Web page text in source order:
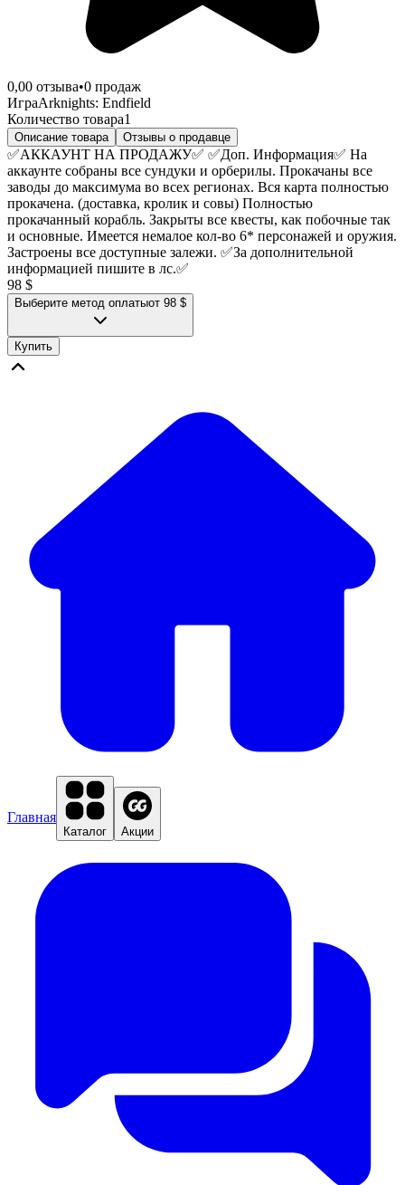
0,00 отзыва•0 продаж
ИграArknights: Endfield
Количество товара1
Описание товара Отзывы о продавце
✅АККАУНТ НА ПРОДАЖУ✅ ✅Доп. Информация✅ На
аккаунте собраны все сундуки и орберилы. Прокачаны все
заводы до максимума во всех регионах. Вся карта полностью
прокачена. (доставка, кролик и совы) Полностью
прокачанный корабль. Закрыты все квесты, как побочные так
и основные. Имеется немалое кол-во 6* персонажей и оружия.
Застроены все доступные залежи. ✅За дополнительной
информацией пишите в лс.✅
98 $
Выберите метод оплатыот 98 $
Купить
Главная
Каталог Акции